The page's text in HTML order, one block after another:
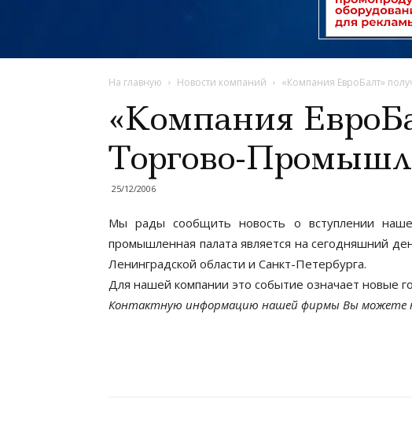
На главную Новости компаний «Компания ЕвроБалт»
«Компания
Торгово-
25/12/2006
Мы рады сообщить новость о вступлении
промышленная палата является на сегодняшний
Ленинградской области и Санкт-Петербурга.
Для нашей компании это событие означает новые
Контактную информацию нашей фирмы Вы можете